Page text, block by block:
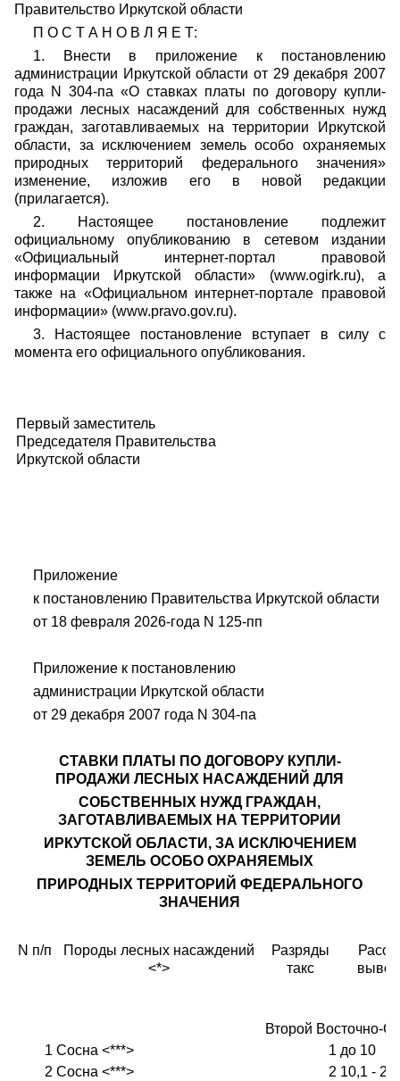
Правительство Иркутской области
П О С Т А Н О В Л Я Е Т:
1. Внести в приложение к постановлению
администрации Иркутской области от 29 декабря 2007
года N 304-па «О ставках платы по договору купли-
продажи лесных насаждений для собственных нужд
граждан, заготавливаемых на территории Иркутской
области, за исключением земель особо охраняемых
природных территорий федерального значения»
изменение, изложив его в новой редакции
(прилагается).
2. Настоящее постановление подлежит
официальному опубликованию в сетевом издании
«Официальный интернет-портал правовой
информации Иркутской области» (www.ogirk.ru), а
также на «Официальном интернет-портале правовой
информации» (www.pravo.gov.ru).
3. Настоящее постановление вступает в силу с
момента его официального опубликования.
Первый заместитель
Председателя Правительства
Иркутской области
Приложение
к постановлению Правительства Иркутской области
от 18 февраля 2026-года N 125-пп
Приложение к постановлению
администрации Иркутской области
от 29 декабря 2007 года N 304-па
СТАВКИ ПЛАТЫ ПО ДОГОВОРУ КУПЛИ-
ПРОДАЖИ ЛЕСНЫХ НАСАЖДЕНИЙ ДЛЯ
СОБСТВЕННЫХ НУЖД ГРАЖДАН,
ЗАГОТАВЛИВАЕМЫХ НА ТЕРРИТОРИИ
ИРКУТСКОЙ ОБЛАСТИ, ЗА ИСКЛЮЧЕНИЕМ
ЗЕМЕЛЬ ОСОБО ОХРАНЯЕМЫХ
ПРИРОДНЫХ ТЕРРИТОРИЙ ФЕДЕРАЛЬНОГО
ЗНАЧЕНИЯ
N п/п
Породы лесных насаждений
<*>
Разряды
такс
Второй Восточно-
1 Сосна <***> 1 до 10
2 Сосна <***> 2 10,1 - 25